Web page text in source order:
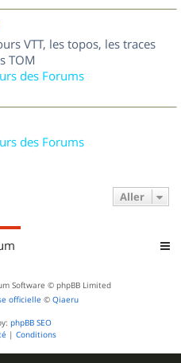
VTT, les topos, les traces
TOM
des Forums
des Forums
Aller
Software © phpBB Limited
officielle © Qiaeru
phpBB SEO
| Conditions